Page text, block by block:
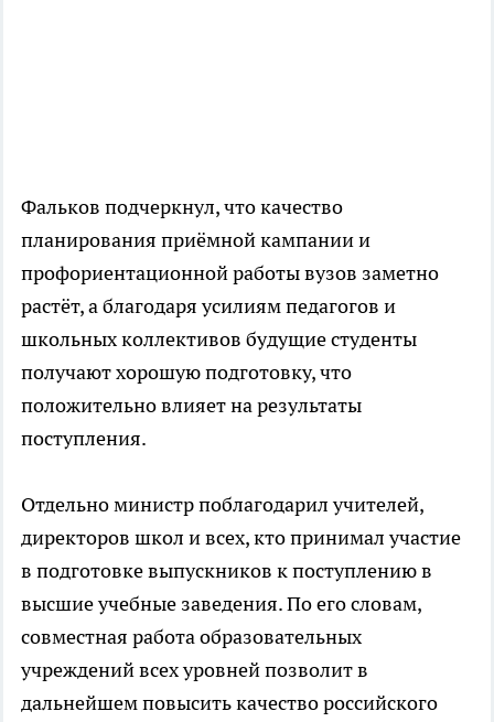
Фальков подчеркнул, что качество
планирования приёмной кампании и
профориентационной работы вузов заметно
растёт, а благодаря усилиям педагогов и
школьных коллективов будущие студенты
получают хорошую подготовку, что
положительно влияет на результаты
поступления.
Отдельно министр поблагодарил учителей,
директоров школ и всех, кто принимал участие
в подготовке выпускников к поступлению в
высшие учебные заведения. По его словам,
совместная работа образовательных
учреждений всех уровней позволит в
дальнейшем повысить качество российского